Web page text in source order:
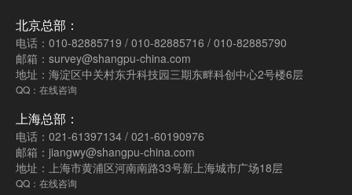
北京总部：
电话：010-82885719 / 010-82885716 / 010-82885790
邮箱：survey@shangpu-china.com
地址：海淀区中关村东升科技园三期东畔科创中心2号楼6层
QQ：在线咨询
上海总部：
电话：021-61397134 / 021-60190976
邮箱：jiangwy@shangpu-china.com
地址：上海市黄浦区河南南路33号新上海城市广场18层
QQ：在线咨询